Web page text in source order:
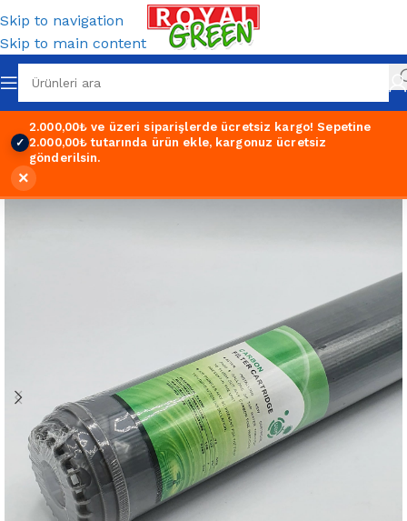
Skip to navigation
Skip to main content
✓
2.000,00₺ ve üzeri siparişlerde ücretsiz kargo! Sepetine
2.000,00₺ tutarında ürün ekle, kargonuz ücretsiz
gönderilsin.
×